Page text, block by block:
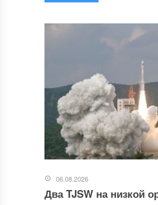
06.08.2026
Два TJSW на низкой